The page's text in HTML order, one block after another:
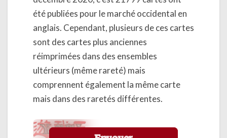
été publiées pour le marché occidental en
anglais. Cependant, plusieurs de ces cartes
sont des cartes plus anciennes
réimprimées dans des ensembles
ultérieurs (même rareté) mais
comprennent également la même carte
mais dans des raretés différentes.